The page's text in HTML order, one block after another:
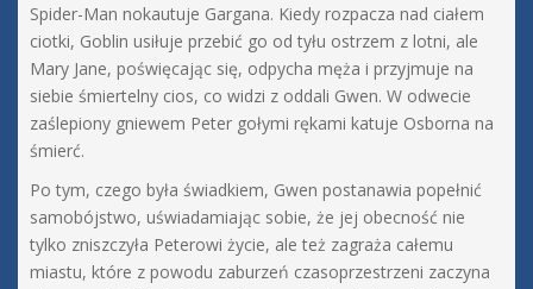
Spider-Man nokautuje Gargana. Kiedy rozpacza nad ciałem
ciotki, Goblin usiłuje przebić go od tyłu ostrzem z lotni, ale
Mary Jane, poświęcając się, odpycha męża i przyjmuje na
siebie śmiertelny cios, co widzi z oddali Gwen. W odwecie
zaślepiony gniewem Peter gołymi rękami katuje Osborna na
śmierć.
Po tym, czego była świadkiem, Gwen postanawia popełnić
samobójstwo, uświadamiając sobie, że jej obecność nie
tylko zniszczyła Peterowi życie, ale też zagraża całemu
miastu, które z powodu zaburzeń czasoprzestrzeni zaczyna